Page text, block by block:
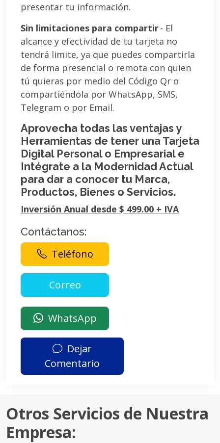
presentar tu información.
Sin limitaciones para compartir- El
alcance y efectividad de tu tarjeta no
tendrá limite, ya que puedes compartirla
de forma presencial o remota con quien
tú quieras por medio del Código Qr o
compartiéndola por WhatsApp, SMS,
Telegram o por Email.
Aprovecha todas las ventajas y
Herramientas de tener una Tarjeta
Digital Personal o Empresarial e
Intégrate a la Modernidad Actual
para dar a conocer tu Marca,
Productos, Bienes o Servicios.
Inversión Anual desde $ 499.00 + IVA
Contáctanos:
Teléfono
WhatsApp
Dejar
Comentario
Otros Servicios de Nuestra
Empresa: